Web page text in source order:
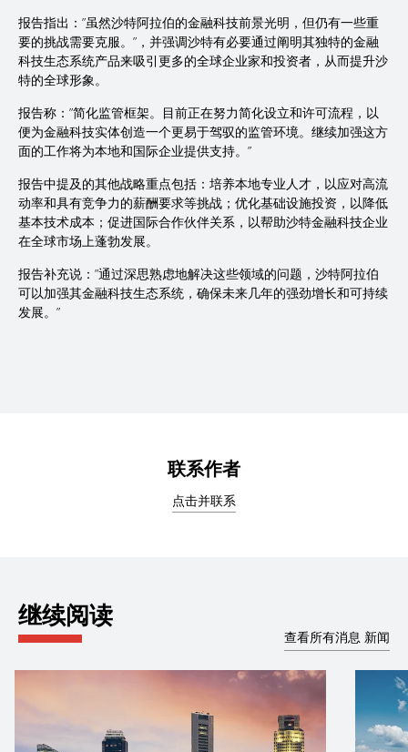
报告指出：”虽然沙特阿拉伯的金融科技前景光明，但仍有一些重
要的挑战需要克服。”，并强调沙特有必要通过阐明其独特的金融
科技生态系统产品来吸引更多的全球企业家和投资者，从而提升沙
特的全球形象。
报告称：”简化监管框架。目前正在努力简化设立和许可流程，以
便为金融科技实体创造一个更易于驾驭的监管环境。继续加强这方
面的工作将为本地和国际企业提供支持。”
报告中提及的其他战略重点包括：培养本地专业人才，以应对高流
动率和具有竞争力的薪酬要求等挑战；优化基础设施投资，以降低
基本技术成本；促进国际合作伙伴关系，以帮助沙特金融科技企业
在全球市场上蓬勃发展。
报告补充说：”通过深思熟虑地解决这些领域的问题，沙特阿拉伯
可以加强其金融科技生态系统，确保未来几年的强劲增长和可持续
发展。”
联系作者
点击并联系
继续阅读
查看所有消息 新闻